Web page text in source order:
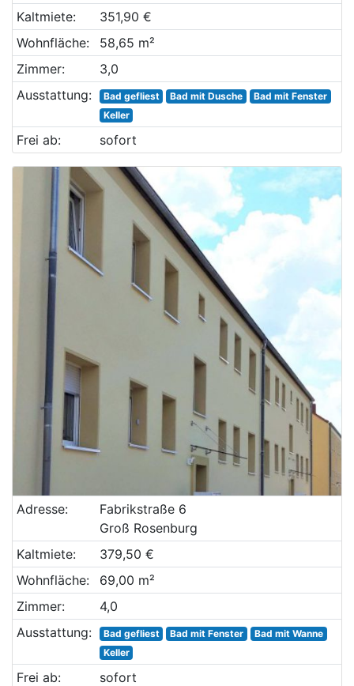
Kaltmiete:
351,90 €
Wohnfläche:
58,65 m²
Zimmer:
3,0
Ausstattung:
Bad gefliest Bad mit Dusche
Bad mit Fenster
Keller
Frei ab: sofort
Adresse:
Fabrikstraße 6
Groß Rosenburg
Kaltmiete:
379,50 €
Wohnfläche:
69,00 m²
Zimmer:
4,0
Ausstattung:
Bad gefliest Bad mit Fenster
Bad mit Wanne
Keller
Frei ab: sofort